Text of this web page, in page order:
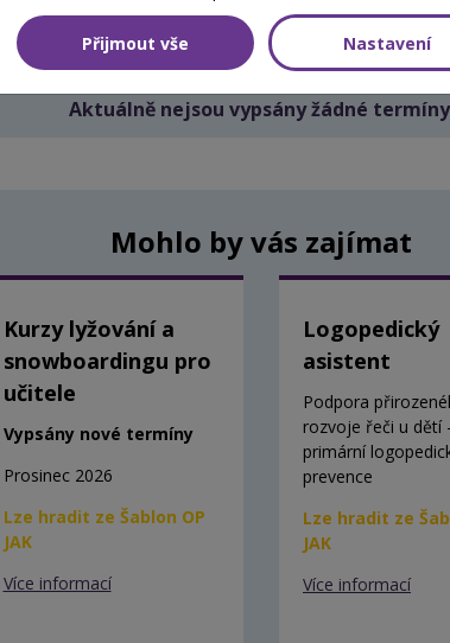
Aktuálně nejsou vypsány žádné
Mohlo by vás zajímat
Kurzy lyžování a
snowboardingu pro
učitele
Vypsány nové termíny
Prosinec 2026
Lze hradit ze Šablon OP
JAK
Více informací
Logopedický
asistent
Podpora
rozvoje řeči u dětí -
primární
prevence
Lze hradit ze
JAK
Více informací
Přijmout vše Nastavení